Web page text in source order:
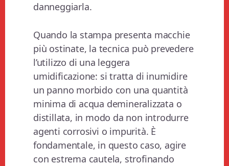
danneggiarla.
Quando la stampa presenta macchie
più ostinate, la tecnica può prevedere
l’utilizzo di una leggera
umidificazione: si tratta di inumidire
un panno morbido con una quantità
minima di acqua demineralizzata o
distillata, in modo da non introdurre
agenti corrosivi o impurità. È
fondamentale, in questo caso, agire
con estrema cautela, strofinando